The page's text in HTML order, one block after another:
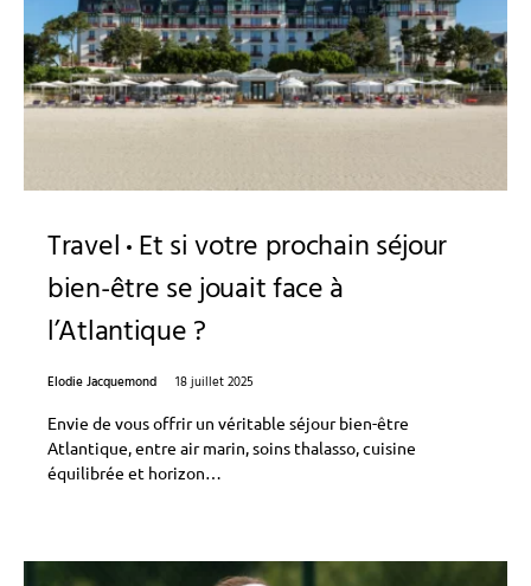
Travel Et si votre prochain séjour
bien-être se jouait face à
l’Atlantique ?
Elodie Jacquemond
18 juillet 2025
Envie de vous offrir un véritable séjour bien-être
Atlantique, entre air marin, soins thalasso, cuisine
équilibrée et horizon…